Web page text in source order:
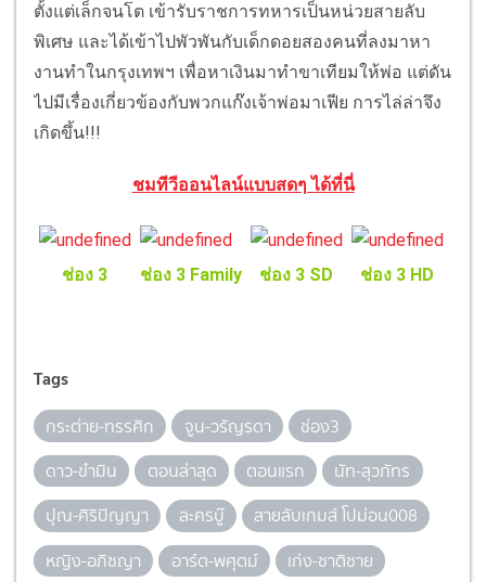
ตั้งแต่เล็กจนโต เข้ารับราชการทหารเป็นหน่วยสายลับ
พิเศษ และได้เข้าไปพัวพันกับเด็กดอยสองคนที่ลงมาหา
งานทำในกรุงเทพฯ เพื่อหาเงินมาทำขาเทียมให้พ่อ แต่ดัน
ไปมีเรื่องเกี่ยวข้องกับพวกแก๊งเจ้าพ่อมาเฟีย การไล่ล่าจึง
เกิดขึ้น!!!
ชมทีวีออนไลน์แบบสดๆ ได้ที่นี่
ช่อง 3 ช่อง 3 Family ช่อง 3 SD ช่อง 3 HD
Tags
กระต่าย-ทรรศิก จูน-วรัญรดา
ช่อง3
ดาว-ขำมิน
ตอนล่าสุด ตอนแรก
นัท-สุวภัทร
ปุณ-ศิริปัญญา
ละครบู๊
สายลับเกมส์ โปม่อน008
หญิง-อภิชญา
อาร์ต-พศุตม์
เก่ง-ชาติชาย